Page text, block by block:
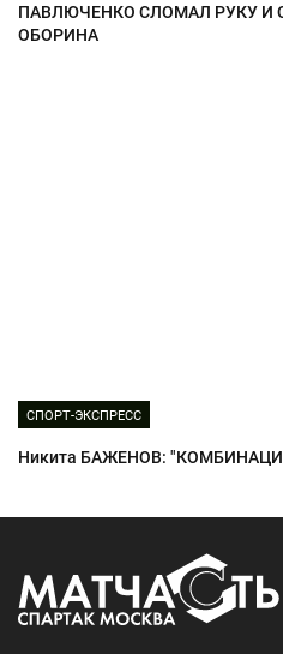
ПАВЛЮЧЕНКО СЛОМАЛ РУКУ И
ОБОРИНА
СПОРТ-ЭКСПРЕСС
Никита БАЖЕНОВ: